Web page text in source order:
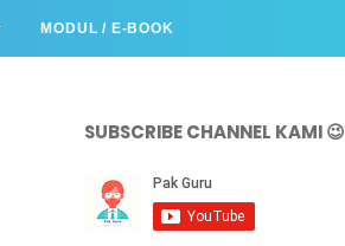
MODUL / E-BOOK
SUBSCRIBE CHANNEL KAMI 😉